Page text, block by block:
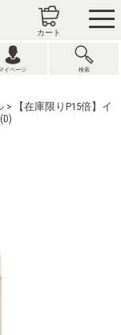
カート
イページ 検索
> 【在庫限りP15倍】イ